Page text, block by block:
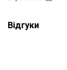
Відгуки